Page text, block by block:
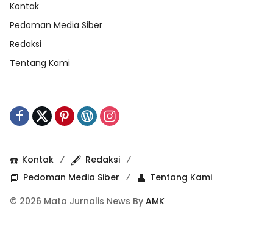
Kontak
Pedoman Media Siber
Redaksi
Tentang Kami
☎️ Kontak 🖋️ Redaksi
📘 Pedoman Media Siber 👤 Tentang Kami
© 2026 Mata Jurnalis News By AMK